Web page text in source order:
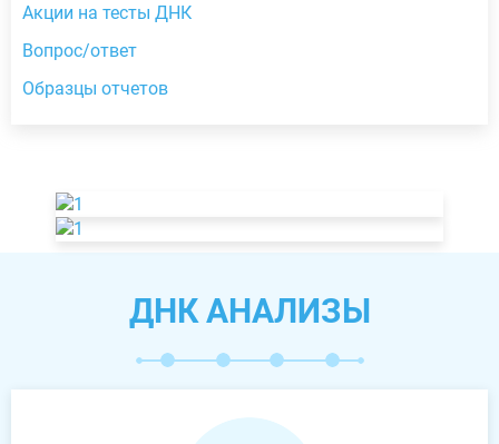
Акции на тесты ДНК
Вопрос/ответ
Образцы отчетов
ДНК АНАЛИЗЫ